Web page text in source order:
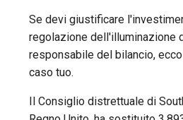
Se devi giustificare
regolazione dell'illuminazione
responsabile del bilancio,
caso tuo.
Il Consiglio distrettuale di